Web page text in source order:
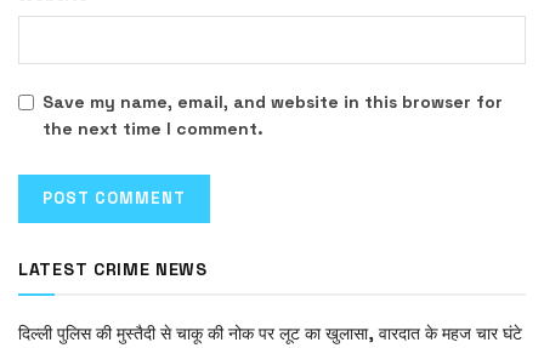
Save my name, email, and website in this browser for
the next time I comment.
LATEST CRIME NEWS
दिल्ली पुलिस की मुस्तैदी से चाकू की नोक पर लूट का खुलासा, वारदात के महज चार घंटे